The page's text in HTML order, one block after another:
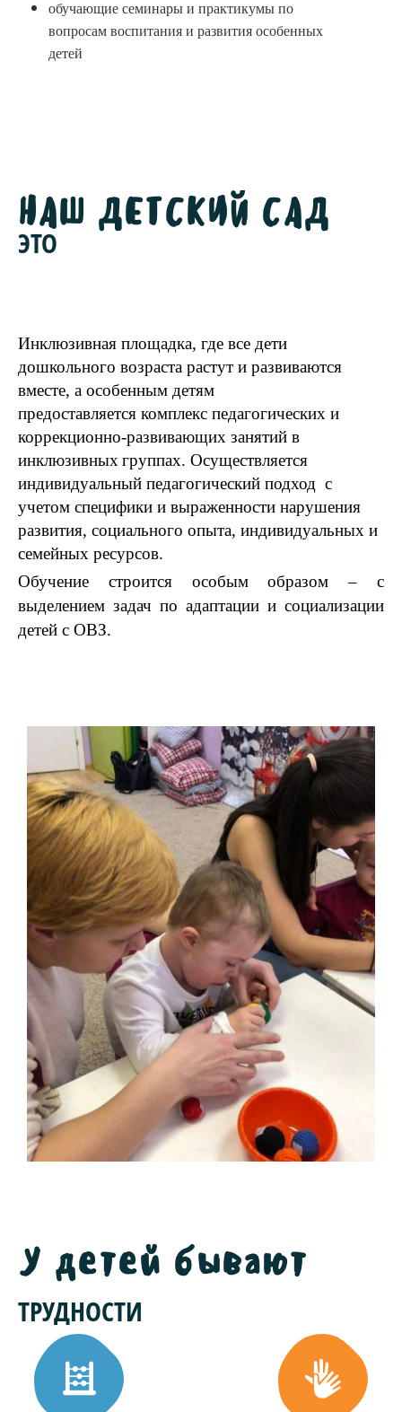
обучающие семинары и практикумы по
вопросам воспитания и развития особенных
детей
НАШ ДЕТСКИЙ САД
ЭТО
Инклюзивная площадка, где все дети
дошкольного возраста растут и развиваются
вместе, а особенным детям
предоставляется комплекс педагогических и
коррекционно-развивающих занятий в
инклюзивных группах. Осуществляется
индивидуальный педагогический подход с
учетом специфики и выраженности нарушения
развития, социального опыта, индивидуальных и
семейных ресурсов.
Обучение строится особым образом – с
выделением задач по адаптации и социализации
детей с ОВЗ.
У детей бывают
ТРУДНОСТИ